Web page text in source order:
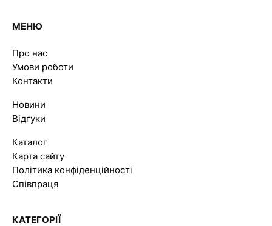
МЕНЮ
Про нас
Умови роботи
Контакти
Новини
Відгуки
Каталог
Карта сайту
Політика конфіденційності
Співпраця
КАТЕГОРІЇ